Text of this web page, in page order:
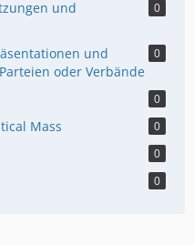
und
0
und
oder Verbände
0
0
Mass 0
0
0